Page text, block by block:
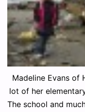
Madeline Evans of
lot of her
The school and